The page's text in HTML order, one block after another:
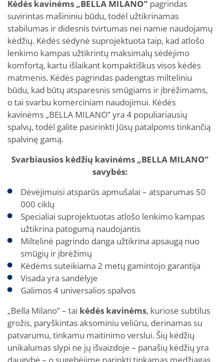
Kėdės kavinėms „BELLA MILANO” pagrindas
suvirintas mašininiu būdu, todėl užtikrinamas
stabilumas ir didesnis tvirtumas nei namie naudojamų
kėdžių. Kėdės sėdynė suprojektuota taip, kad atlošo
lenkimo kampas užtikrintų maksimalų sėdėjimo
komfortą, kartu išlaikant kompaktiškus visos kėdės
matmenis. Kėdės pagrindas padengtas milteliniu
būdu, kad būtų atsparesnis smūgiams ir įbrėžimams,
o tai svarbu komerciniam naudojimui. Kėdės
kavinėms „BELLA MILANO” yra 4 populiariausių
spalvų, todėl galite pasirinkti Jūsų patalpoms tinkančią
spalvinę gamą.
Svarbiausios kėdžių kavinėms „BELLA MILANO”
savybės:
Dėvėjimuisi atsparūs apmušalai – atsparumas 50
000 ciklų
Specialiai suprojektuotas atlošo lenkimo kampas
užtikrina patogumą naudojantis
Miltelinė pagrindo danga užtikrina apsaugą nuo
smūgių ir įbrėžimų
Kėdėms suteikiama 2 metų gamintojo garantija
Visada yra sandėlyje
Galimos 4 universalios spalvos
„Bella Milano” – tai kėdės kavinėms, kuriose subtilus
grožis, paryškintas aksominiu veliūru, derinamas su
patvarumu, tinkamu maitinimo verslui. Šių kėdžių
unikalumas slypi ne jų išvaizdoje – panašių kėdžių yra
daugybė – o sugebėjime parinkti tinkamas medžiagas,